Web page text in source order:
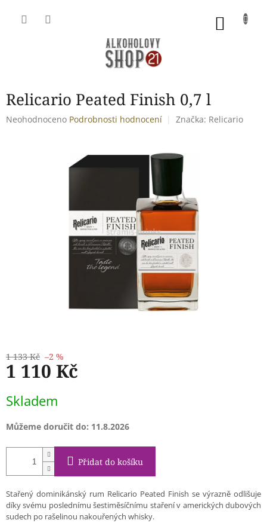
Relicario Peated Finish 0,7 l
Průměrné
Neohodnoceno Podrobnosti hodnocení Značka: Relicario
1 133 Kč –2 %
1 110 Kč
cena:
Skladem
Můžeme doručit do: 11.8.2026
Přidat do košíku
Stařený dominikánský rum Relicario Peated Finish se výrazně odlišuje
díky svému poslednímu šestiměsíčnímu staření v amerických dubových
sudech po rašelinou nakouřených whisky.